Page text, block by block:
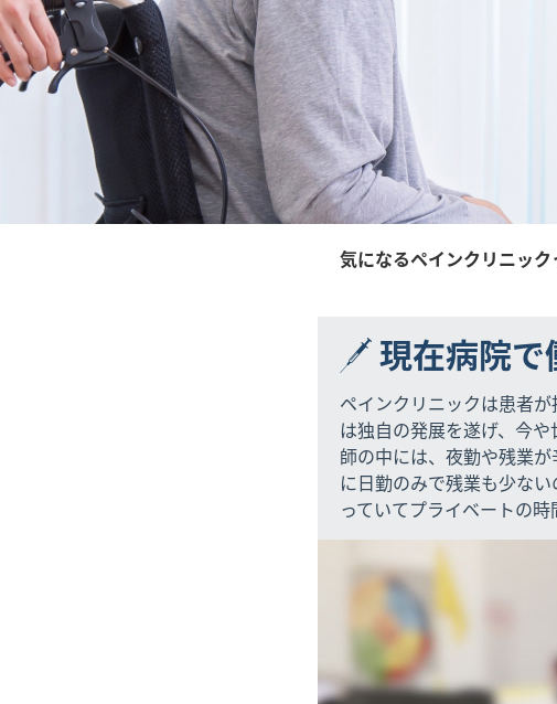
気になるペインクリニッ
現在病院で
ペインクリニックは患者
は独自の発展を遂げ、今
師の中には、夜勤や残業
に日勤のみで残業も少な
っていてプライベートの